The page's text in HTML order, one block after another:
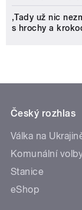
‚Tady už nic
s hrochy a
Český rozhlas
Válka na
Komunální
Stanice
eShop